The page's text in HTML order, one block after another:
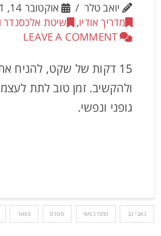
יואב טלר
אוקטובר 14, 2021
מדריך אודיו, שיטת אלכסנדר
LEAVE A COMMENT
15 דקות של שקט, להניח
ולהקשיב. זמן טוב לתת
גופני ונפשי.
כאבי גב מתח נפשי סטרס צוואר